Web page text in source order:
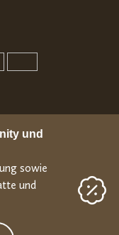
und
sowie
und